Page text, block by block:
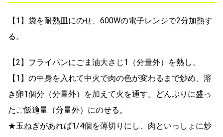
【1】袋を耐熱皿にのせ、600Wの電子レンジで2分加熱す
る。
【2】フライパンにごま油大さじ1（分量外）を熱し、
【1】の中身を入れて中火で肉の色が変わるまで炒め、溶
き卵1個分（分量外）を加えて火を通す。どんぶりに盛っ
たご飯適量（分量外）にのせる。
★玉ねぎがあれば1/4個を薄切りにし、肉といっしょに炒